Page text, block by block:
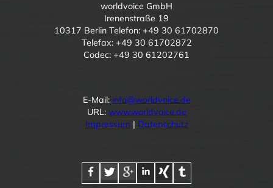
worldvoice GmbH
Irenenstraße 19
10317 Berlin Telefon: +49 30 61702870
Telefax: +49 30 61702872
Codec: +49 30 61202761
E-Mail: info@worldvoice.de
URL: www.worldvoice.de
Impressum | Datenschutz